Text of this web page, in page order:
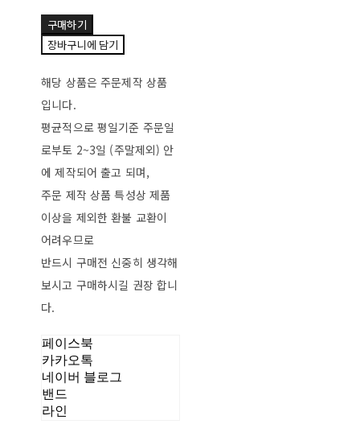
구매하기
장바구니에 담기
해당 상품은 주문제작 상품
입니다.
평균적으로 평일기준 주문일
로부토 2~3일 (주말제외) 안
에 제작되어 출고 되며,
주문 제작 상품 특성상 제품
이상을 제외한 환불 교환이
어려우므로
반드시 구매전 신중히 생각해
보시고 구매하시길 권장 합니
다.
페이스북
카카오톡
네이버 블로그
밴드
라인